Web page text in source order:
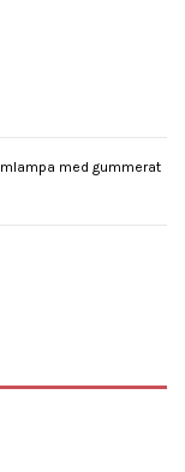
med gummerat